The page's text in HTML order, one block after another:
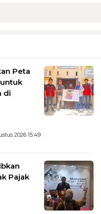
Peta
untuk
di
2026 15:49
Pajak